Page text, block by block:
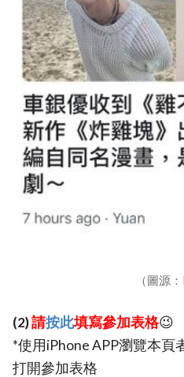
（圖源：
(2)請按此填寫參加表格😉
*使用iPhone APP瀏覽本頁
打開參加表格